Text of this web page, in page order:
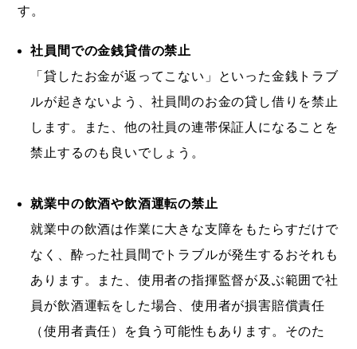
す。
社員間での金銭貸借の禁止
「貸したお金が返ってこない」といった金銭トラブ
ルが起きないよう、社員間のお金の貸し借りを禁止
します。また、他の社員の連帯保証人になることを
禁止するのも良いでしょう。
就業中の飲酒や飲酒運転の禁止
就業中の飲酒は作業に大きな支障をもたらすだけで
なく、酔った社員間でトラブルが発生するおそれも
あります。また、使用者の指揮監督が及ぶ範囲で社
員が飲酒運転をした場合、使用者が損害賠償責任
（使用者責任）を負う可能性もあります。そのた